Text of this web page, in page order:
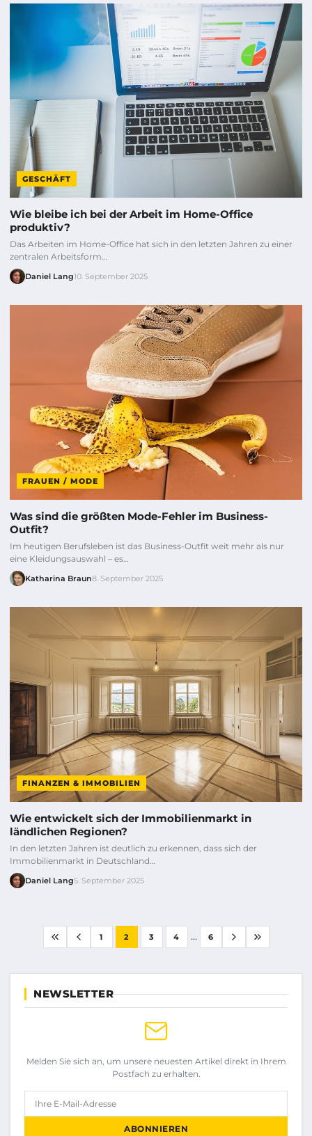
GESCHÄFT
Wie bleibe ich bei der Arbeit im Home-Office
produktiv?
Das Arbeiten im Home-Office hat sich in den letzten Jahren zu einer
zentralen Arbeitsform…
Daniel Lang10. September 2025
FRAUEN / MODE
Was sind die größten Mode-Fehler im Business-
Outfit?
Im heutigen Berufsleben ist das Business-Outfit weit mehr als nur
eine Kleidungsauswahl – es…
Katharina Braun8. September 2025
FINANZEN & IMMOBILIEN
Wie entwickelt sich der Immobilienmarkt in
ländlichen Regionen?
In den letzten Jahren ist deutlich zu erkennen, dass sich der
Immobilienmarkt in Deutschland…
Daniel Lang5. September 2025
1 2 3 4 ... 6
NEWSLETTER
Melden Sie sich an, um unsere neuesten Artikel direkt in Ihrem
Postfach zu erhalten.
Ihre E-Mail-Adresse
ABONNIEREN